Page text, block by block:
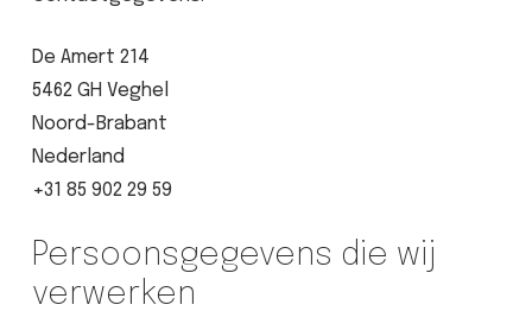
De Amert 214
5462 GH Veghel
Noord-Brabant
Nederland
+31 85 902 29 59
Persoonsgegevens die wij
verwerken